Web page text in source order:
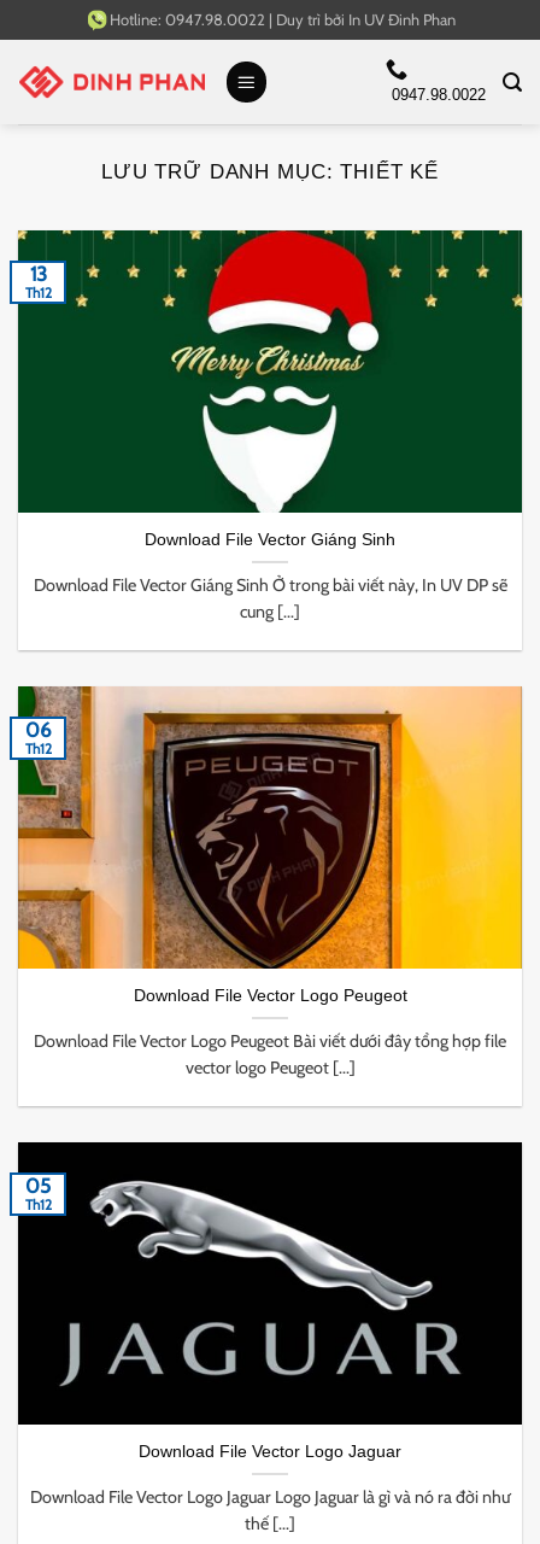
qua
nội
Hotline: 0947.98.0022 | Duy trì bởi In UV Đinh Phan
0947.98.0022
LƯU TRỮ DANH MỤC:THIẾT KẾ
Download File Vector Giáng Sinh
Download File Vector Giáng Sinh Ở trong bài viết này, In UV DP sẽ
cung [...]
13
Th12
Download File Vector Logo Peugeot
Download File Vector Logo Peugeot Bài viết dưới đây tổng hợp file
vector logo Peugeot [...]
06
Th12
Download File Vector Logo Jaguar
Download File Vector Logo Jaguar Logo Jaguar là gì và nó ra đời như
thế [...]
05
Th12